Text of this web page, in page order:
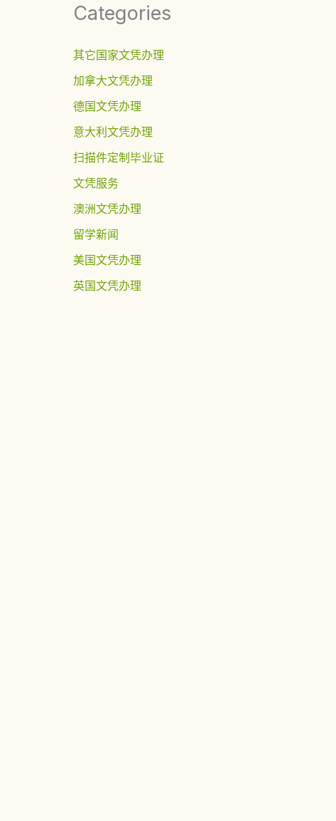
Categories
其它国家文凭办理
加拿大文凭办理
德国文凭办理
意大利文凭办理
扫描件定制毕业证
文凭服务
澳洲文凭办理
留学新闻
美国文凭办理
英国文凭办理